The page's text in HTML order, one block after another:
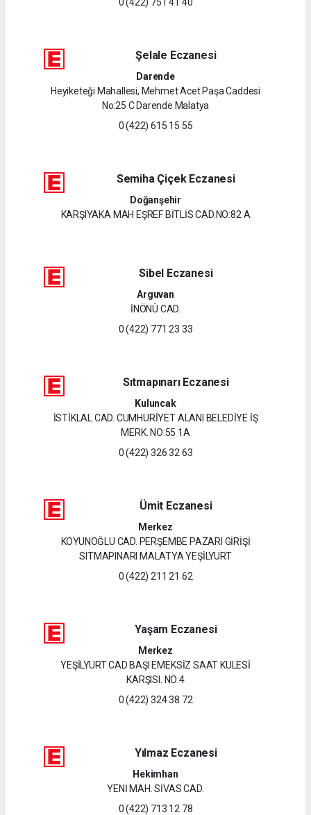
Şelale Eczanesi
Darende
Heyiketeği Mahallesi, Mehmet Acet Paşa Caddesi
No:25 C Darende Malatya
0 (422) 615 15 55
Semiha Çiçek Eczanesi
Doğanşehir
KARŞIYAKA MAH EŞREF BİTLİS CAD.NO:82 A
Sibel Eczanesi
Arguvan
İNÖNÜ CAD.
0 (422) 771 23 33
Sıtmapınarı Eczanesi
Kuluncak
İSTİKLAL CAD. CUMHURİYET ALANI BELEDİYE İŞ
MERK. NO:55 1A
0 (422) 326 32 63
Ümit Eczanesi
Merkez
KOYUNOĞLU CAD. PERŞEMBE PAZARI GİRİŞİ
SITMAPINARI MALATYA YEŞİLYURT
0 (422) 211 21 62
Yaşam Eczanesi
Merkez
YEŞİLYURT CAD BAŞI EMEKSİZ SAAT KULESİ
KARŞISI. NO:4
0 (422) 324 38 72
Yılmaz Eczanesi
Hekimhan
YENİ MAH. SİVAS CAD.
0 (422) 713 12 78